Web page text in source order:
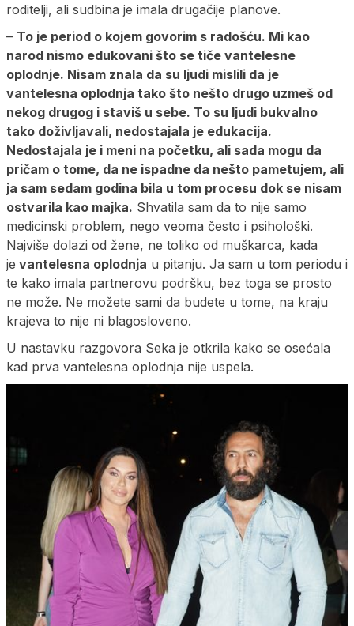
roditelji, ali sudbina je imala drugačije planove.
– To je period o kojem govorim s radošću. Mi kao
narod nismo edukovani što se tiče vantelesne
oplodnje. Nisam znala da su ljudi mislili da je
vantelesna oplodnja tako što nešto drugo uzmeš od
nekog drugog i staviš u sebe. To su ljudi bukvalno
tako doživljavali, nedostajala je edukacija.
Nedostajala je i meni na početku, ali sada mogu da
pričam o tome, da ne ispadne da nešto pametujem, ali
ja sam sedam godina bila u tom procesu dok se nisam
ostvarila kao majka. Shvatila sam da to nije samo
medicinski problem, nego veoma često i psihološki.
Najviše dolazi od žene, ne toliko od muškarca, kada
je vantelesna oplodnja u pitanju. Ja sam u tom periodu i
te kako imala partnerovu podršku, bez toga se prosto
ne može. Ne možete sami da budete u tome, na kraju
krajeva to nije ni blagosloveno.
U nastavku razgovora Seka je otkrila kako se osećala
kad prva vantelesna oplodnja nije uspela.